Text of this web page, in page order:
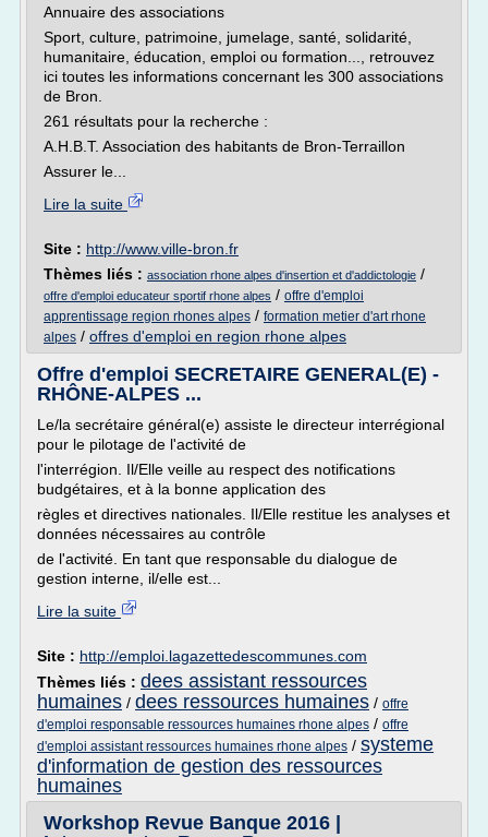
Annuaire des associations
Sport, culture, patrimoine, jumelage, santé, solidarité,
humanitaire, éducation, emploi ou formation..., retrouvez
ici toutes les informations concernant les 300 associations
de Bron.
261 résultats pour la recherche :
A.H.B.T. Association des habitants de Bron-Terraillon
Assurer le...
Lire la suite
Site : http://www.ville-bron.fr
Thèmes liés : association rhone alpes d'insertion et d'addictologie /
offre d'emploi educateur sportif rhone alpes / offre d'emploi
apprentissage region rhones alpes / formation metier d'art rhone
alpes / offres d'emploi en region rhone alpes
Offre d'emploi SECRETAIRE GENERAL(E) -
RHÔNE-ALPES ...
Le/la secrétaire général(e) assiste le directeur interrégional
pour le pilotage de l'activité de
l'interrégion. Il/Elle veille au respect des notifications
budgétaires, et à la bonne application des
règles et directives nationales. Il/Elle restitue les analyses et
données nécessaires au contrôle
de l'activité. En tant que responsable du dialogue de
gestion interne, il/elle est...
Lire la suite
Site : http://emploi.lagazettedescommunes.com
Thèmes liés : dees assistant ressources
humaines / dees ressources humaines / offre
d'emploi responsable ressources humaines rhone alpes / offre
d'emploi assistant ressources humaines rhone alpes / systeme
d'information de gestion des ressources
humaines
Workshop Revue Banque 2016 |